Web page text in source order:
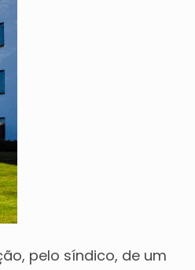
pelo síndico, de um